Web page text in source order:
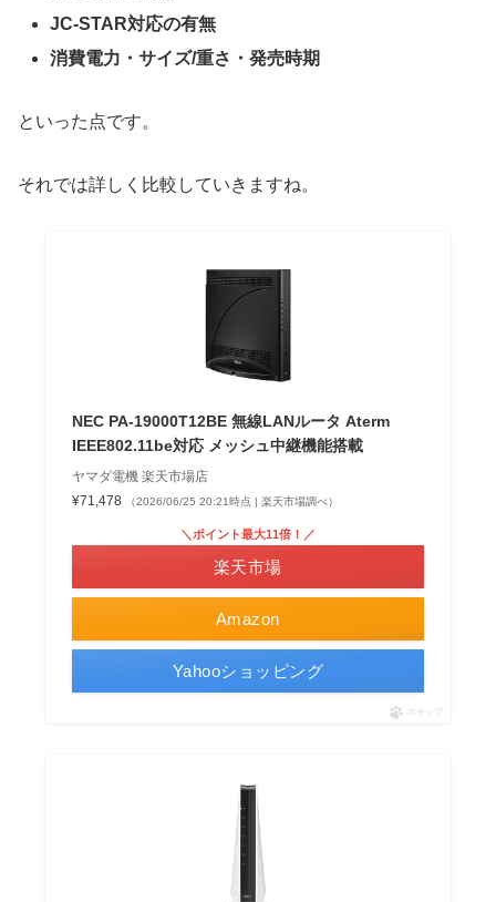
JC-STAR対応の有無
消費電力・サイズ/重さ・発売時期
といった点です。
それでは詳しく比較していきますね。
NEC PA-19000T12BE 無線LANルータ Aterm
IEEE802.11be対応 メッシュ中継機能搭載
ヤマダ電機 楽天市場店
¥71,478
（2026/06/25 20:21時点 | 楽天市場調べ）
Amazon
＼ポイント最大11倍！／
楽天市場
Yahooショッピング
ポチップ